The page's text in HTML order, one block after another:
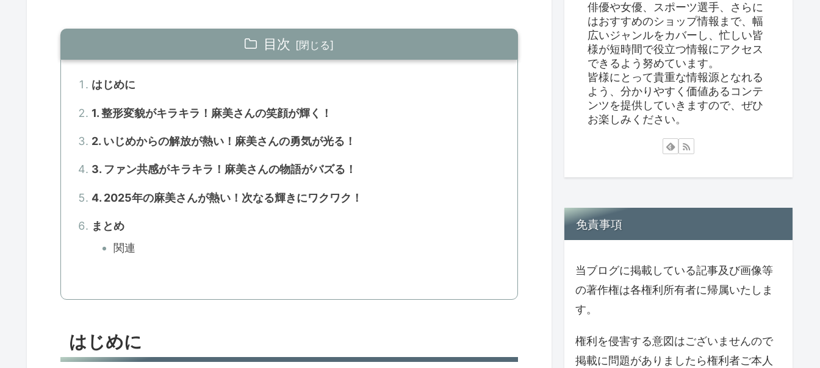
目次
はじめに
1. 整形変貌がキラキラ！麻美さんの笑顔が輝く！
2. いじめからの解放が熱い！麻美さんの勇気が光る！
3. ファン共感がキラキラ！麻美さんの物語がバズる！
4. 2025年の麻美さんが熱い！次なる輝きにワクワク！
まとめ
関連
はじめに
俳優や女優、スポーツ選手、さらに
はおすすめのショップ情報まで、幅
広いジャンルをカバーし、忙しい皆
様が短時間で役立つ情報にアクセス
できるよう努めています。
皆様にとって貴重な情報源となれる
よう、分かりやすく価値あるコンテ
ンツを提供していきますので、ぜひ
お楽しみください。
免責事項
当ブログに掲載している記事及び画像等
の著作権は各権利所有者に帰属いたしま
す。
権利を侵害する意図はございませんので
掲載に問題がありましたら権利者ご本人